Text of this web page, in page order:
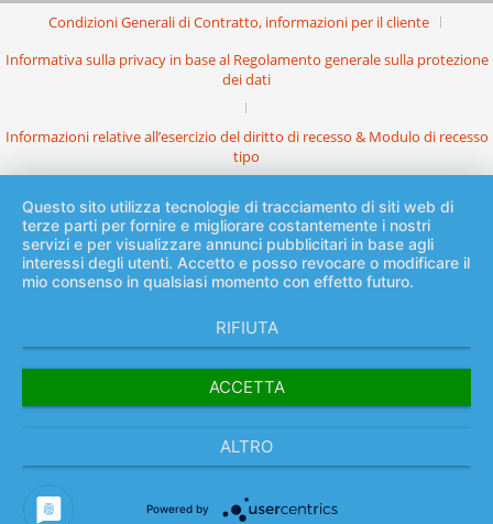
Condizioni Generali di Contratto, informazioni per il cliente
Informativa sulla privacy in base al Regolamento generale sulla protezione
dei dati
Informazioni relative all’esercizio del diritto di recesso & Modulo di recesso
tipo
Questo sito utilizza tecnologie di tracciamento di siti web di
terze parti per fornire e migliorare costantemente i nostri
servizi e per visualizzare annunci pubblicitari in base agli
interessi degli utenti. Accetto e posso revocare o modificare il
mio consenso in qualsiasi momento con effetto futuro.
RIFIUTA
ACCETTA
ALTRO
Powered by